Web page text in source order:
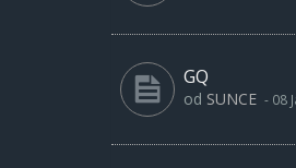
GQ
od SUNCE - 08